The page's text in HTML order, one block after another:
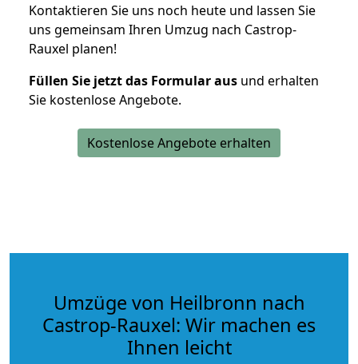
Kontaktieren Sie uns noch heute und lassen Sie
uns gemeinsam Ihren Umzug nach Castrop-
Rauxel planen!
Füllen Sie jetzt das Formular aus und erhalten
Sie kostenlose Angebote.
Kostenlose Angebote erhalten
Umzüge von Heilbronn nach
Castrop-Rauxel: Wir machen es
Ihnen leicht